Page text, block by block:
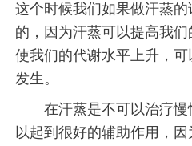
这个时候我们如果做汗蒸
的，因为汗蒸可以提高我
使我们的代谢水平上升，
发生。
在汗蒸是不可以治疗慢
以起到很好的辅助作用，